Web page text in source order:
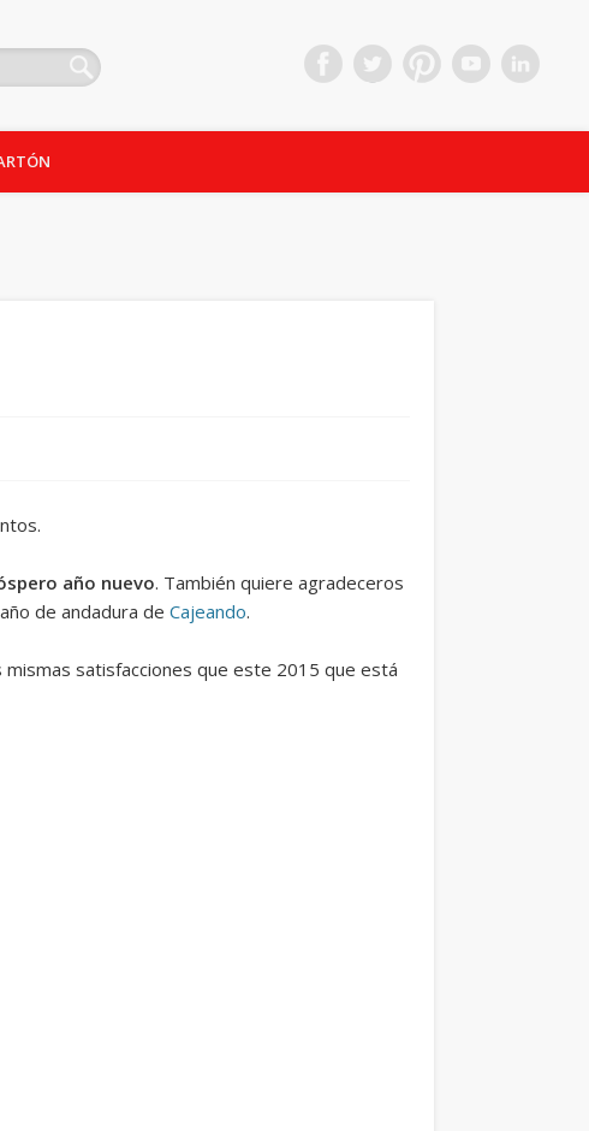
año nuevo. También quiere agradeceros
de andadura deCajeando.
satisfacciones que este 2015 que está